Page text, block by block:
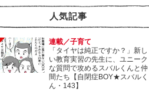
人気記事
連載／子育て
「タイヤは純正ですか？」新し
い教育実習の先生に、ユニーク
な質問で攻めるスバルくんと仲
間たち【自閉症BOY★スバルく
ん・143】